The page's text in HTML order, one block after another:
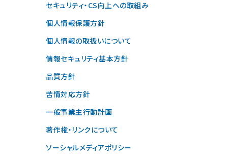
セキュリティ・CS向上への取組み
個人情報保護方針
個人情報の取扱いについて
情報セキュリティ基本方針
品質方針
苦情対応方針
一般事業主行動計画
著作権・リンクについて
ソーシャルメディアポリシー